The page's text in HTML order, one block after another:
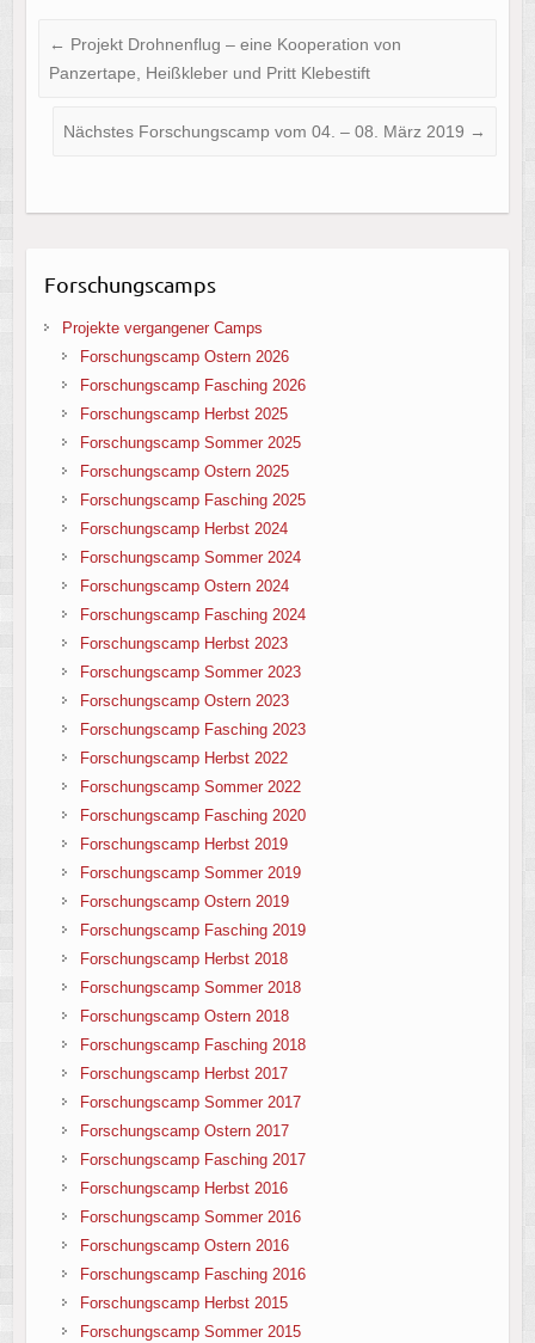
← Projekt Drohnenflug – eine Kooperation von
Panzertape, Heißkleber und Pritt Klebestift
Nächstes Forschungscamp vom 04. – 08. März 2019 →
Forschungscamps
Projekte vergangener Camps
Forschungscamp Ostern 2026
Forschungscamp Fasching 2026
Forschungscamp Herbst 2025
Forschungscamp Sommer 2025
Forschungscamp Ostern 2025
Forschungscamp Fasching 2025
Forschungscamp Herbst 2024
Forschungscamp Sommer 2024
Forschungscamp Ostern 2024
Forschungscamp Fasching 2024
Forschungscamp Herbst 2023
Forschungscamp Sommer 2023
Forschungscamp Ostern 2023
Forschungscamp Fasching 2023
Forschungscamp Herbst 2022
Forschungscamp Sommer 2022
Forschungscamp Fasching 2020
Forschungscamp Herbst 2019
Forschungscamp Sommer 2019
Forschungscamp Ostern 2019
Forschungscamp Fasching 2019
Forschungscamp Herbst 2018
Forschungscamp Sommer 2018
Forschungscamp Ostern 2018
Forschungscamp Fasching 2018
Forschungscamp Herbst 2017
Forschungscamp Sommer 2017
Forschungscamp Ostern 2017
Forschungscamp Fasching 2017
Forschungscamp Herbst 2016
Forschungscamp Sommer 2016
Forschungscamp Ostern 2016
Forschungscamp Fasching 2016
Forschungscamp Herbst 2015
Forschungscamp Sommer 2015